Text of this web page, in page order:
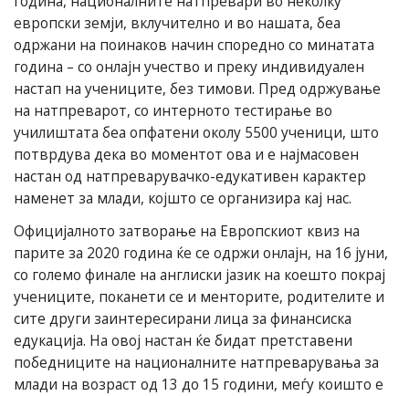
европски земји, вклучително и во нашата, беа
одржани на поинаков начин споредно со минатата
година – со онлајн учество и преку индивидуален
настап на учениците, без тимови. Пред одржување
на натпреварот, со интерното тестирање во
училиштата беа опфатени околу 5500 ученици, што
потврдува дека во моментот ова и е најмасовен
настан од натпреварувачко-едукативен карактер
наменет за млади, којшто се организира кај нас.
Официјалното затворање на Европскиот квиз на
парите за 2020 година ќе се одржи онлајн, на 16 јуни,
со големо финале на англиски јазик на коешто покрај
учениците, поканети се и менторите, родителите и
сите други заинтересирани лица за финансиска
едукација. На овој настан ќе бидат претставени
победниците на националните натпреварувања за
млади на возраст од 13 до 15 години, меѓу коишто е